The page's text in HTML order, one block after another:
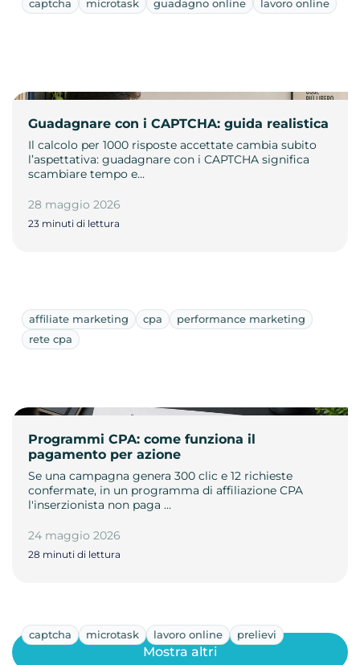
captcha microtask guadagno online lavoro online
Guadagnare con i CAPTCHA: guida realistica
Il calcolo per 1000 risposte accettate cambia subito
l’aspettativa: guadagnare con i CAPTCHA significa
scambiare tempo e…
28 maggio 2026
23 minuti di lettura
affiliate marketing cpa
performance marketing
rete cpa
Programmi CPA: come funziona il
pagamento per azione
Se una campagna genera 300 clic e 12 richieste
confermate, in un programma di affiliazione CPA
l'inserzionista non paga …
24 maggio 2026
28 minuti di lettura
captcha microtask lavoro online prelievi
Mostra altri